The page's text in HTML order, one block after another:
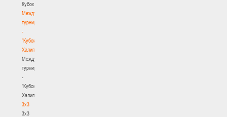
Кубок
Международный
турнир
-
"Кубок
Халипского"
Международный
турнир
-
"Кубок
Халипского"
3x3
3x3